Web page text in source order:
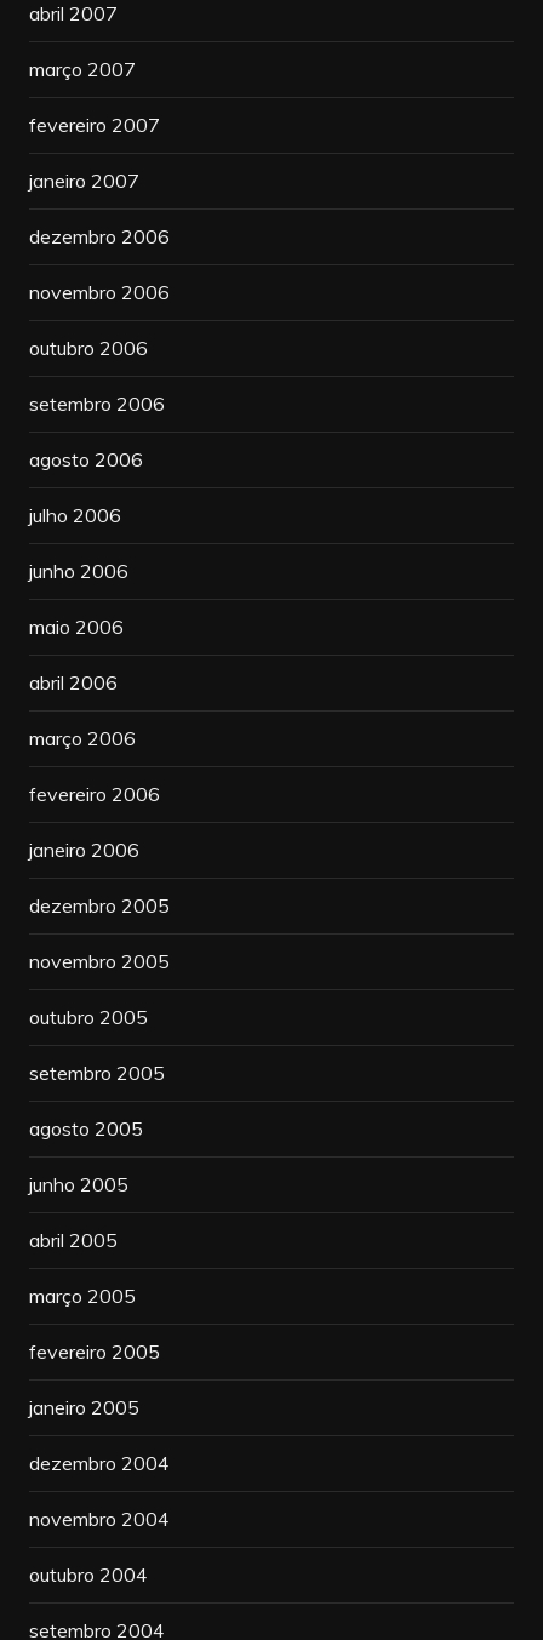
abril 2007
março 2007
fevereiro 2007
janeiro 2007
dezembro 2006
novembro 2006
outubro 2006
setembro 2006
agosto 2006
julho 2006
junho 2006
maio 2006
abril 2006
março 2006
fevereiro 2006
janeiro 2006
dezembro 2005
novembro 2005
outubro 2005
setembro 2005
agosto 2005
junho 2005
abril 2005
março 2005
fevereiro 2005
janeiro 2005
dezembro 2004
novembro 2004
outubro 2004
setembro 2004